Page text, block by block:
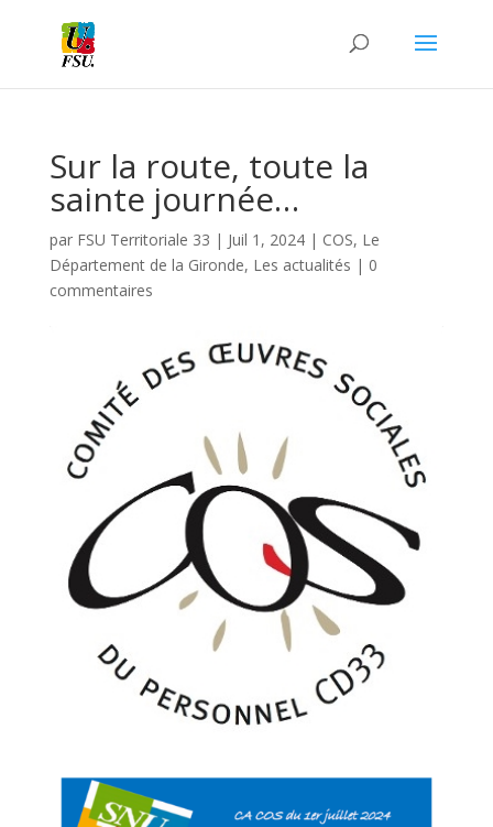
Sur la route, toute la
sainte journée…
par FSU Territoriale 33 | Juil 1, 2024| COS, Le
Département de la Gironde, Les actualités | 0
commentaires